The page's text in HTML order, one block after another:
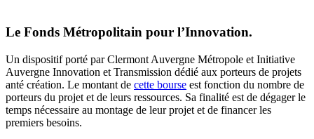
Le Fonds Métropolitain pour l’Innovation.
Un dispositif porté par Clermont Auvergne Métropole et Initiative
Auvergne Innovation et Transmission dédié aux porteurs de projets
anté création. Le montant de cette bourse est fonction du nombre de
porteurs du projet et de leurs ressources. Sa finalité est de dégager le
temps nécessaire au montage de leur projet et de financer les
premiers besoins.